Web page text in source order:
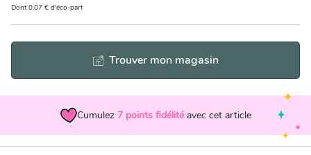
Dont 0,07 € d'éco-part
Trouver mon magasin
Cumulez 7 points fidélité avec cet article